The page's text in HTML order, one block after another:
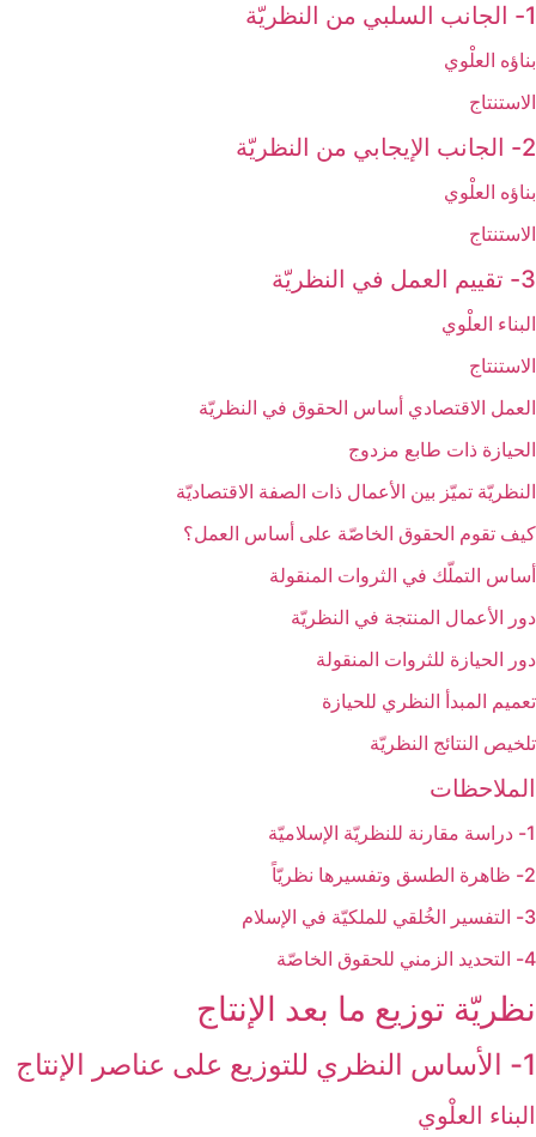
1- الجانب السلبي من النظريّة
بناؤه العلْوي
الاستنتاج
2- الجانب الإيجابي من النظريّة
بناؤه العلْوي
الاستنتاج
3- تقييم العمل في النظريّة
البناء العلْوي
الاستنتاج
العمل الاقتصادي أساس الحقوق في النظريّة
الحيازة ذات طابع مزدوج
النظريّة تميّز بين الأعمال ذات الصفة الاقتصاديّة
كيف تقوم الحقوق الخاصّة على أساس العمل؟
أساس التملّك في الثروات المنقولة
دور الأعمال المنتجة في النظريّة
دور الحيازة للثروات المنقولة
تعميم المبدأ النظري للحيازة
تلخيص النتائج النظريّة
الملاحظات‏
1- دراسة مقارنة للنظريّة الإسلاميّة
2- ظاهرة الطسق وتفسيرها نظريّاً
3- التفسير الخُلقي للملكيّة في الإسلام‏
4- التحديد الزمني للحقوق الخاصّة
نظريّة توزيع ما بعد الإنتاج‏
1- الأساس النظري للتوزيع على عناصر الإنتاج‏
البناء العلْوي